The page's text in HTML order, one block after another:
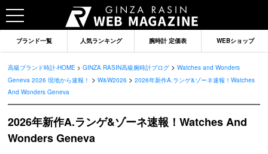
ブランド一覧 人気ランキング 腕時計 定価表 WEBショップ
高級ブランド時計-HOME >GINZA RASIN高級腕時計ブログ >Watches and Wonders
Geneva 2026 現地から速報！ >W&W2026 >2026年新作A.ランゲ&ゾーネ速報！Watches
And Wonders Geneva
2026年新作A.ランゲ&ゾーネ速報！Watches And
Wonders Geneva